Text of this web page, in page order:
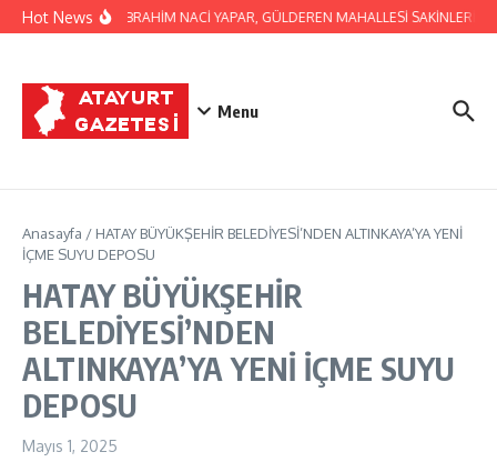
İçeriğe atla
Hot NewsBAŞKAN İBRAHİM NACİ YAPAR, GÜLDEREN MAHALLESİ SAKİNLERİNİ
Menu
Anasayfa / HATAY BÜYÜKŞEHİR BELEDİYESİ’NDEN ALTINKAYA’YA YENİ
İÇME SUYU DEPOSU
HATAY BÜYÜKŞEHİR
BELEDİYESİ’NDEN
ALTINKAYA’YA YENİ İÇME SUYU
DEPOSU
Mayıs 1, 2025